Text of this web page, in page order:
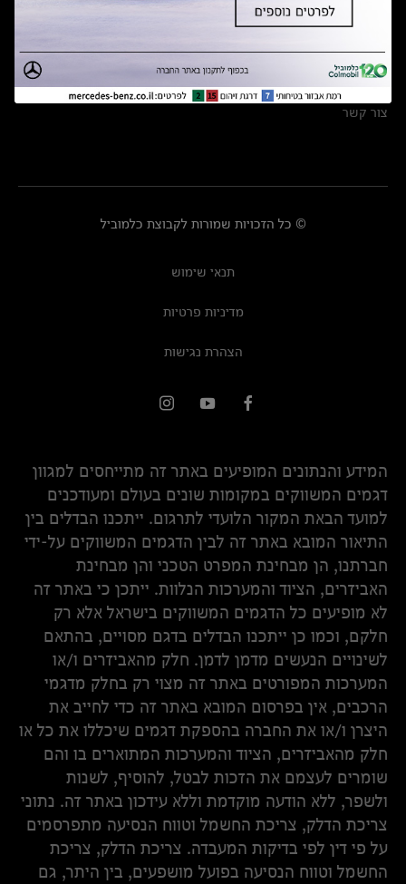
מצאו אותנו
אולמות תצוגה
מרכזי שירות
צור קשר
© כל הזכויות שמורות לקבוצת כלמוביל
תנאי שימוש
מדיניות פרטיות
הצהרת נגישות
המידע והנתונים המופיעים באתר זה מתייחסים למגוון
דגמים המשווקים במקומות שונים בעולם ומעודכנים
למועד הבאת המקור הלועדי לתרגום. ייתכנו הבדלים בין
התיאור המובא באתר זה לבין הדגמים המשווקים על-ידי
חברתנו, הן מבחינת המפרט הטכני והן מבחינת
האביזרים, הציוד והמערכות הנלוות. ייתכן כי באתר זה
לא מופיעים כל הדגמים המשווקים בישראל אלא רק
חלקם, וכמו כן ייתכנו הבדלים בדגם מסויים, בהתאם
לשינויים הנעשים מדמן לדמן. חלק מהאביזרים ו/או
המערכות המפורטים באתר זה מצוי רק בחלק מדגמי
הרכבים, אין בפרסום המובא באתר זה כדי לחייב את
היצרן ו/או את החברה בהספקת דגמים שיכללו את כל או
חלק מהאביזרים, הציוד והמערכות המתוארים בו והם
שומרים לעצמם את הזכות לבטל, להוסיף, לשנות
ולשפר, ללא הודעה מוקדמת וללא עידכון באתר זה. נתוני
צריכת הדלק, צריכת החשמל וטווח הנסיעה מתפרסמים
על פי דין לפי בדיקות המעבדה. צריכת הדלק, צריכת
החשמל וטווח הנסיעה בפועל מושפעים, בין היתר, גם